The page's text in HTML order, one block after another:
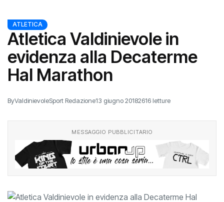
ATLETICA
Atletica Valdinievole in
evidenza alla Decaterme
Hal Marathon
ByValdinievoleSport Redazione13 giugno 20182616 letture
MESSAGGIO PUBBLICITARIO